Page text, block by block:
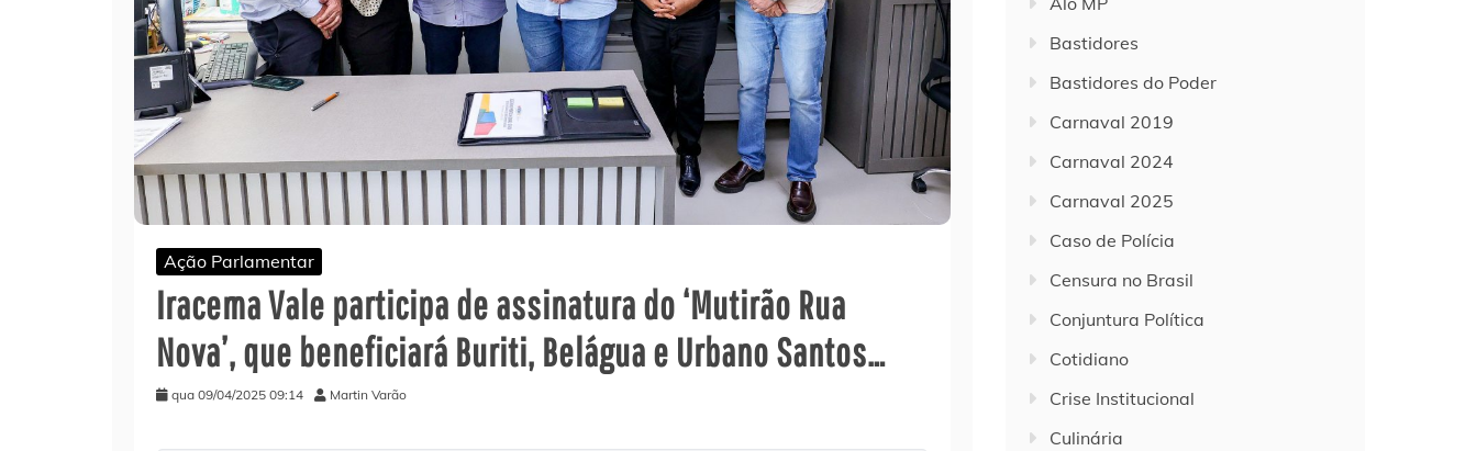
Ação Parlamentar
Iracema Vale participa de assinatura do ‘Mutirão Rua
Nova’, que beneficiará Buriti, Belágua e Urbano Santos…
qua 09/04/2025 09:14 Martin Varão
Bastidores
Bastidores do Poder
Carnaval 2019
Carnaval 2024
Carnaval 2025
Caso de Polícia
Censura no Brasil
Conjuntura Política
Cotidiano
Crise Institucional
Culinária